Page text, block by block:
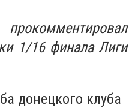
1/16 финала Лиги
донецкого клуба